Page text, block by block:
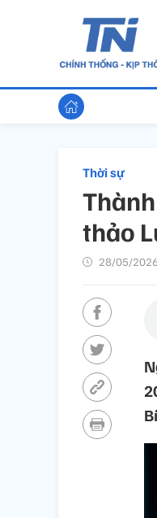
Thời sự
thảo
28/05/